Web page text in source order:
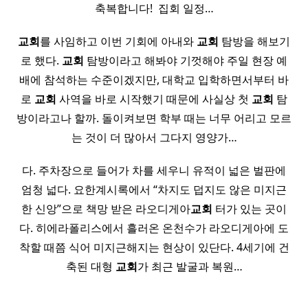
축복합니다! ​ 집회 일정…
교회를 사임하고 이번 기회에 아내와 교회 탐방을 해보기
로 했다. 교회 탐방이라고 해봐야 기껏해야 주일 현장 예
배에 참석하는 수준이겠지만, 대학교 입학하면서부터 바
로 교회 사역을 바로 시작했기 때문에 사실상 첫 교회 탐
방이라고나 할까. 돌이켜보면 학부 때는 너무 어리고 모르
는 것이 더 많아서 그다지 영양가…
다. 주차장으로 들어가 차를 세우니 유적이 넓은 벌판에
엄청 넓다. 요한계시록에서 “차지도 덥지도 않은 미지근
한 신앙”으로 책망 받은 라오디게아교회 터가 있는 곳이
다. 히에라폴리스에서 흘러온 온천수가 라오디게아에 도
착할 때쯤 식어 미지근해지는 현상이 있단다. 4세기에 건
축된 대형 교회가 최근 발굴과 복원…